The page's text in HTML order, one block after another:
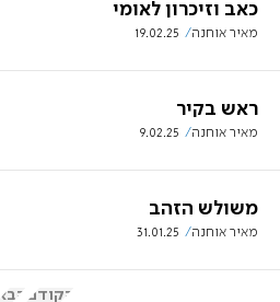
כאב וזיכרון לאומי
מאיר אוחנה 19.02.25
ראש בקיר
מאיר אוחנה 9.02.25
משולש הזהב
מאיר אוחנה 31.01.25
הקודם הבא